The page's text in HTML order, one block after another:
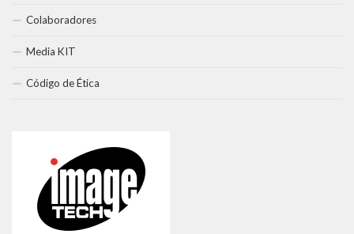
Colaboradores
Media KIT
Código de Ética